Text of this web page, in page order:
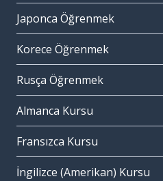
Japonca Öğrenmek
Korece Öğrenmek
Rusça Öğrenmek
Almanca Kursu
Fransızca Kursu
İngilizce (Amerikan) Kursu